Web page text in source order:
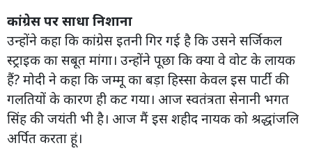
कांग्रेस पर साधा निशाना
उन्होंने कहा कि कांग्रेस इतनी गिर गई है कि उसने सर्जिकल
स्ट्राइक का सबूत मांगा। उन्होंने पूछा कि क्या वे वोट के लायक
हैं? मोदी ने कहा कि जम्मू का बड़ा हिस्सा केवल इस पार्टी की
गलतियों के कारण ही कट गया। आज स्वतंत्रता सेनानी भगत
सिंह की जयंती भी है। आज मैं इस शहीद नायक को श्रद्धांजलि
अर्पित करता हूं।